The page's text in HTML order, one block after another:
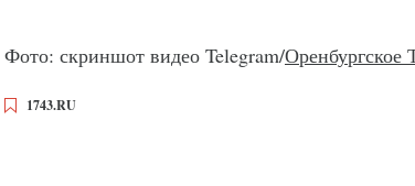
Фото: скриншот видео Telegram/Оренбургское
1743.RU